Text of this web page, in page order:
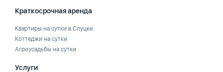
Краткосрочная аренда
Квартиры на сутки в Слуцке
Коттеджи на сутки
Агроусадьбы на сутки
Услуги